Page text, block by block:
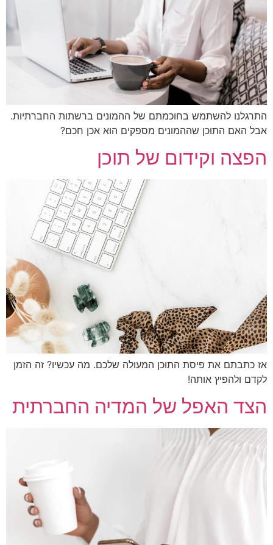
להשתמש בחוכמתם של ההמונים ברשתות החברתיות.
האם התוכן שההמונים מספקים הוא אכן חכם?
וקידום של תוכן
כתבתם את פיסת התוכן המעולה שלכם. מה עכשיו? זה הזמן
ולהפיץ אותה!
האפל של המדיה החברתית